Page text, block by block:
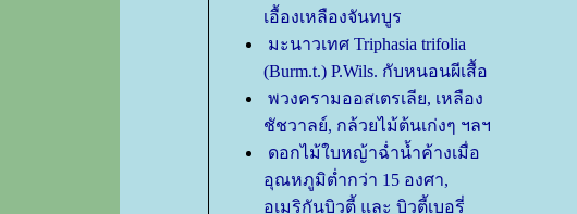
เอื้องเหลืองจันทบูร
มะนาวเทศ Triphasia trifolia
(Burm.t.) P.Wils. กับหนอนผีเสื้อ
พวงครามออสเตรเลีย, เหลือง
ชัชวาลย์, กล้วยไม้ต้นเก่งๆ ฯลฯ
ดอกไม้ใบหญ้าฉ่ำน้ำค้างเมื่อ
อุณหภูมิต่ำกว่า 15 องศา,
อเมริกันบิวตี้ และ บิวตี้เบอรี่